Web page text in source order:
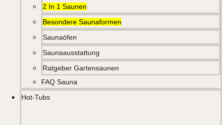
2 In 1 Saunen
Besondere Saunaformen
Saunaöfen
Saunaausstattung
Ratgeber Gartensaunen
FAQ Sauna
Hot-Tubs